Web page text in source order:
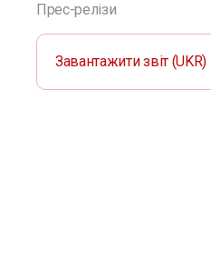
Прес-релізи
Завантажити звіт (UKR)